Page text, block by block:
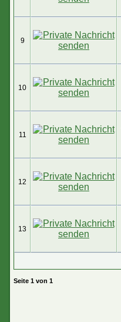
9
10
11
12
13
Seite 1 von 1